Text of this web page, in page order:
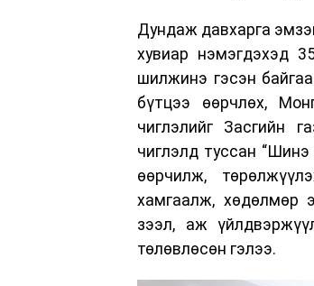
Дундаж давхарга
хувиар нэмэгдэхэд
шилжинэ гэсэн
бүтцээ өөрчлөх,
чиглэлийг Засгийн
чиглэлд туссан
өөрчилж,
хамгаалж, хөдөлмөр
зээл, аж
төлөвлөсөн гэлээ.